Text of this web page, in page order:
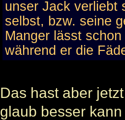
unser Jack verliebt
selbst, bzw. seine
Manger lässt
während er die
Das hast aber
glaub besser